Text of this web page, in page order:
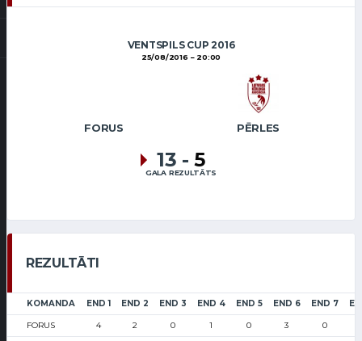
VENTSPILS CUP 2016
25/08/2016 20:00
FORUS PĒRLES
13 - 5
GALA REZULTĀTS
REZULTĀTI
KOMANDA END 1 END 2 END 3 END 4 END 5 END 6 END 7
FORUS 4 2 0 1 0 3 0